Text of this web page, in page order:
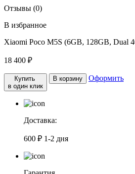
Отзывы (0)
В избранное
Xiaomi Poco M5S (6GB, 128GB, Dual
18 400 ₽
Купить
в один клик
В корзину Оформить
Доставка:
600 ₽ 1-2 дня